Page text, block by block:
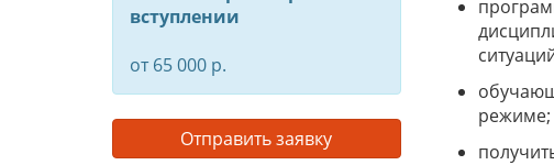
режиме;
вступлении
от 65 000 р.
Отправить заявку